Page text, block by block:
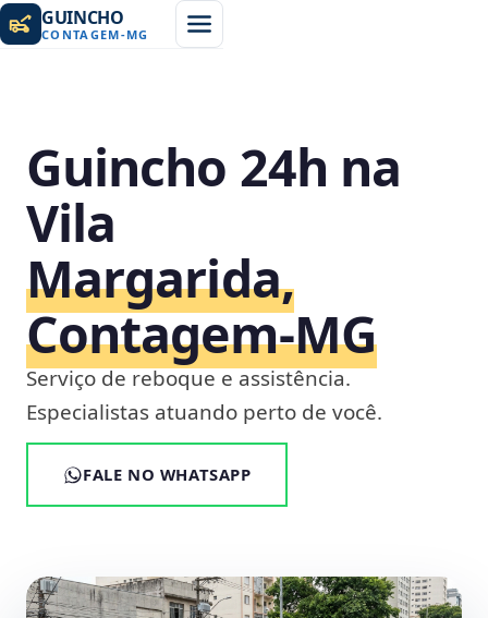
GUINCHO
CONTAGEM-MG
Guincho 24h na
Vila
Margarida,
Contagem‑MG
Serviço de reboque e assistência.
Especialistas atuando perto de você.
FALE NO WHATSAPP